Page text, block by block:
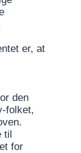
er, at
den
folket,
til
for